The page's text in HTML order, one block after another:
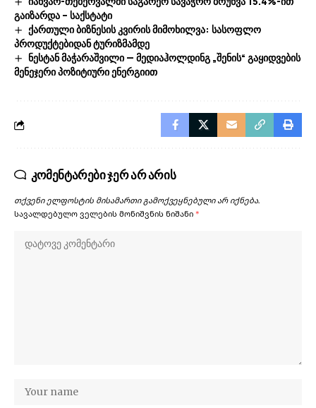
გაიზარდა – საქსტატი
ქართული ბიზნესის კვირის მიმოხილვა: სასოფლო
პროდუქტებიდან ტურიზმამდე
ნესტან მაჭარაშვილი — მედიაჰოლდინგ „შენის“ გაყიდვების
მენეჯერი პოზიტიური ენერგიით
კომენტარები ჯერ არ არის
თქვენი ელფოსტის მისამართი გამოქვეყნებული არ იქნება.
სავალდებულო ველების მონიშვნის ნიშანი *